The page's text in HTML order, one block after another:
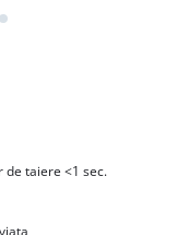
taiere <1 sec.